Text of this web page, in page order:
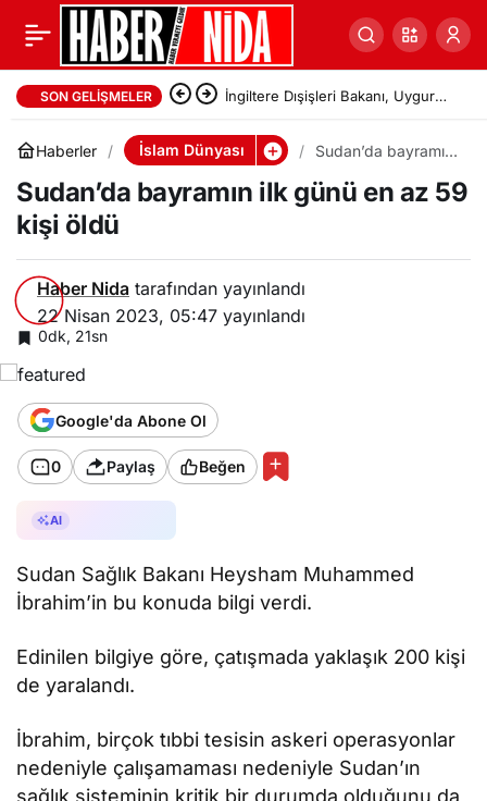
SON GELIŞMELER İngiltere Dışişleri Bakanı, Uygur
soykırımı konusunda Çin’e karşı
tavır alması yönündeki çağrılarla
Haberler İslam Dünyası
Sudan’da bayramın
kişi öldü
Sudan’da bayramın ilk günü en az 59
kişi öldü
Haber Nida tarafından yayınlandı
22 Nisan 2023, 05:47 yayınlandı
0dk, 21sn
Google'da Abone Ol
0 Paylaş Beğen
AI
Sudan Sağlık Bakanı Heysham Muhammed
İbrahim’in bu konuda bilgi verdi.
Edinilen bilgiye göre, çatışmada yaklaşık 200 kişi
de yaralandı.
İbrahim, birçok tıbbi tesisin askeri operasyonlar
nedeniyle çalışamaması nedeniyle Sudan’ın
sağlık sisteminin kritik bir durumda olduğunu da